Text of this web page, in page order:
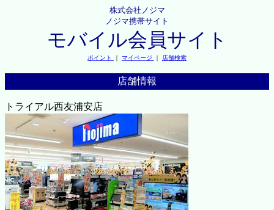
株式会社ノジマ
ノジマ携帯サイト
モバイル会員サイト
ポイント ｜ マイページ ｜ 店舗検索
店舗情報
トライアル西友浦安店